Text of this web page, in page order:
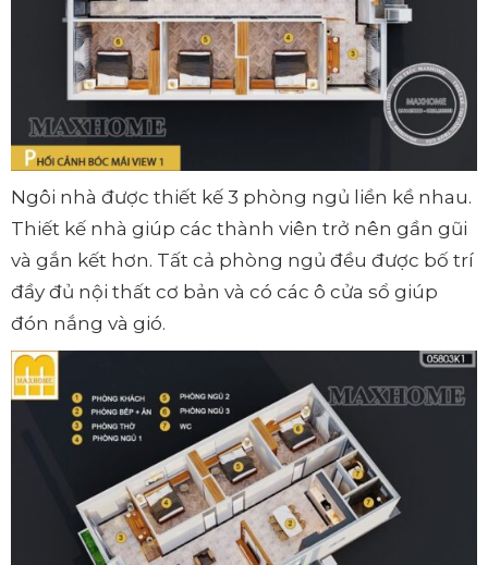
Ngôi nhà được thiết kế 3 phòng ngủ liền kề nhau.
Thiết kế nhà giúp các thành viên trở nên gần gũi
và gắn kết hơn. Tất cả phòng ngủ đều được bố trí
đầy đủ nội thất cơ bản và có các ô cửa sổ giúp
đón nắng và gió.